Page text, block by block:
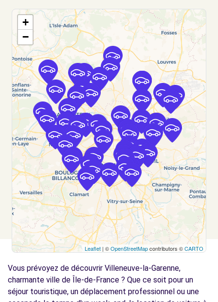
6 RUE JACQUES CARTIER
PARIS, 75018
Voir l'agence
Free2Move Rent - GARAGE CAR - ASNIERES-
SUR-SEINE (C)
5.1
km
35 RUE STEFFEN
ASNIERES-SUR-SEINE, 92600
Voir l'agence
Free2Move Rent - AUTO GARAGE DE LA
GARE - SANNOIS (C)
5.6
km
92 BOULEVARD MAURICE BERTEAUX
SANNOIS, 95110
Voir l'agence
Free2move Rent - VAUBAN AUTOMOBILE -
6.0
117 BD JEAN ALLEMANE
ARGENTEUIL, FR-95, 95100
+
−
Leaflet | ©OpenStreetMapcontributors ©CARTO
Vous prévoyez de découvrir Villeneuve-la-Garenne,
charmante ville de Île-de-France ? Que ce soit pour un
séjour touristique, un déplacement professionnel ou une